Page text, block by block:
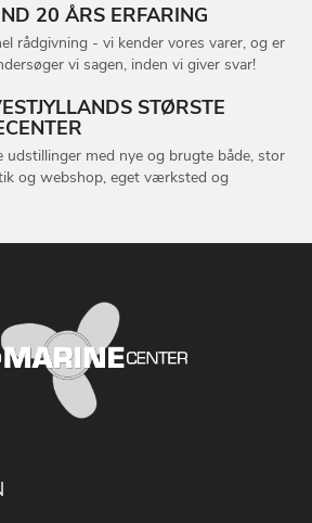
20 ÅRS ERFARING
rådgivning - vi kender vores varer, og er
vi sagen, inden vi giver svar!
STØRSTE
udstillinger med nye og brugte både, stor
og webshop, eget værksted og